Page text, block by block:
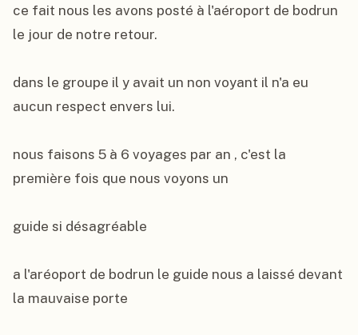
ce fait nous les avons posté à l'aéroport de bodrun
le jour de notre retour.
dans le groupe il y avait un non voyant il n'a eu
aucun respect envers lui.
nous faisons 5 à 6 voyages par an , c'est la
première fois que nous voyons un
guide si désagréable
a l'aréoport de bodrun le guide nous a laissé devant
la mauvaise porte